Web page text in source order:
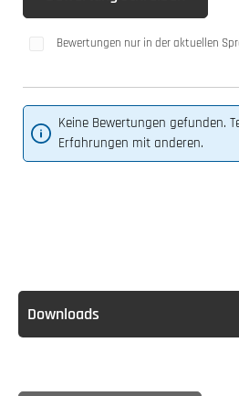
Bewertungen nur in der aktuellen
Keine Bewertungen gefunden.
Erfahrungen mit anderen.
Downloads